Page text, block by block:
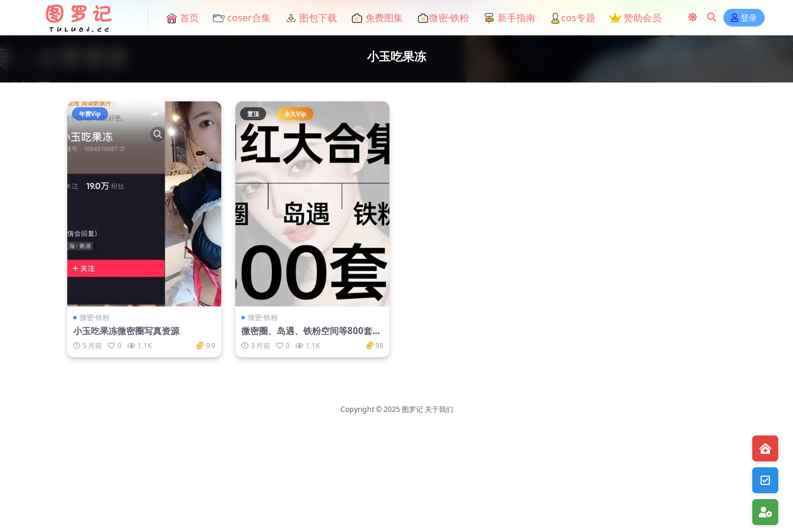
首页 coser合集 图包下载 免费图集 微密·铁粉 新手指南 cos专题 赞助会员 登录
小玉吃果冻
年费Vip
微密·铁粉
小玉吃果冻微密圈写真资源
5 月前 0 1.1K 9.9
置顶 永久Vip
微密·铁粉
微密圈、岛遇、铁粉空间等800套
+网红大合集
3 月前 0 1.1K 98
Copyright © 2025 图罗记 关于我们